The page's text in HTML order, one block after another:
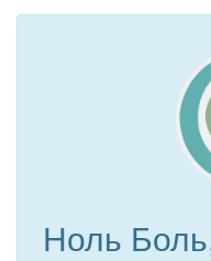
Ноль